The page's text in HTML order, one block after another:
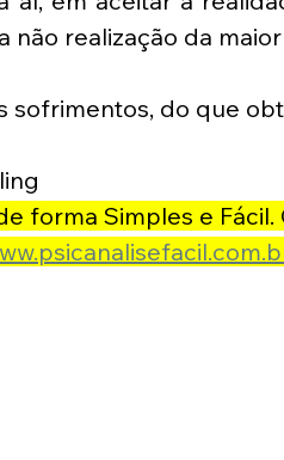
não realização da
sofrimentos, do que
forma Simples e